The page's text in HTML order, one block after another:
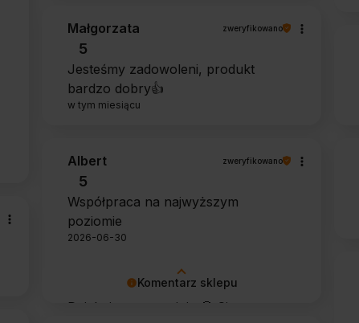
Małgorzata zweryfikowano
5
Jesteśmy zadowoleni, produkt
bardzo dobry👍️
w tym miesiącu
Komentarz sklepu
Dziękujemy za opinię 🙂 Cieszymy
Albert zweryfikowano
5
Współpraca na najwyższym
poziomie
2026-06-30